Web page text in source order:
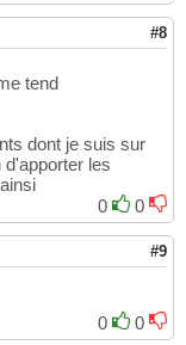
#8
tend
dont je suis sur
les
0
0
#9
0
0